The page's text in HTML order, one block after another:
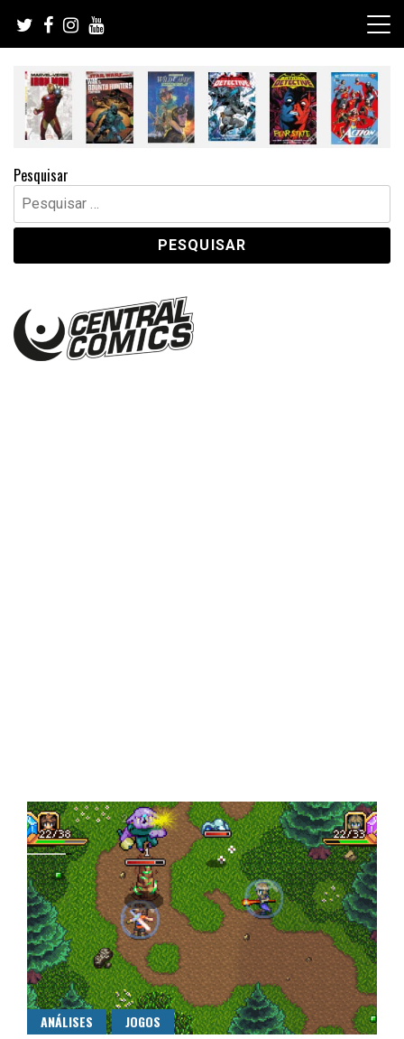
content
Pesquisar
Pesquisar
por:
Central Comics
ANÁLISES JOGOS